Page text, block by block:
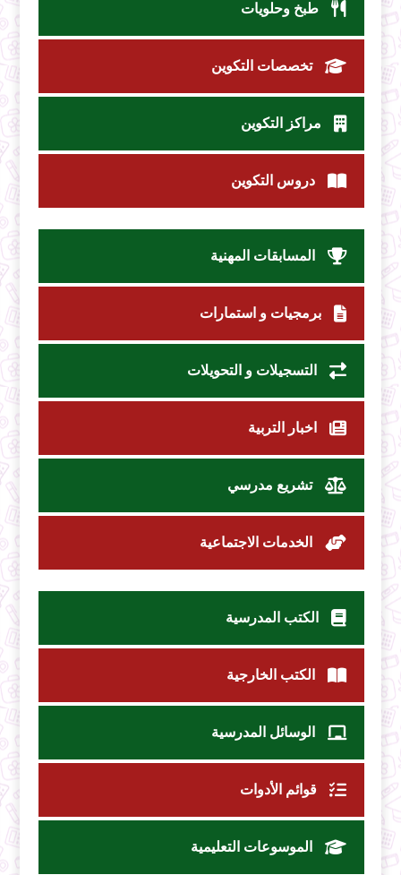
طبخ وحلويات
تخصصات التكوين
مراكز التكوين
دروس التكوين
المسابقات المهنية
برمجيات و استمارات
التسجيلات و التحويلات
اخبار التربية
تشريع مدرسي
الخدمات الاجتماعية
الكتب المدرسية
الكتب الخارجية
الوسائل المدرسية
قوائم الأدوات
الموسوعات التعليمية